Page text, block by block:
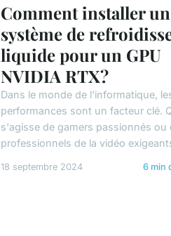
Comment installer un
système de
liquide pour un GPU
NVIDIA RTX?
Dans le monde de l'informatique,
performances sont un facteur clé.
s'agisse de gamers passionnés ou
professionnels de la vidéo
18 septembre 2024 6 min